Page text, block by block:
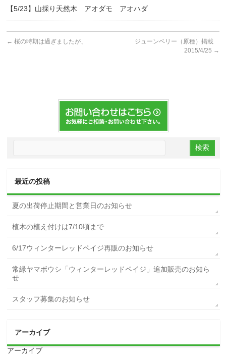
【5/23】山採り天然木 アオダモ アオハダ
← 桜の時期は過ぎましたが、
ジューンベリー（原種）掲載
2015/4/25 →
最近の投稿
夏の出荷停止期間と営業日のお知らせ
植木の植え付けは7/10頃まで
6/17ウィンターレッドペイジ再販のお知らせ
常緑ヤマボウシ「ウィンターレッドペイジ」追加販売のお知ら
せ
スタッフ募集のお知らせ
アーカイブ
アーカイブ